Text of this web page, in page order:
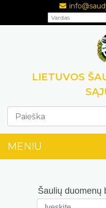
LIETUVOS
MENIU
Šaulių duomenų